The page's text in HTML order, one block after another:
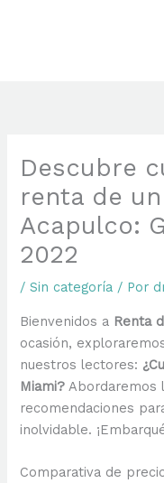
Descubre
renta de
Acapulco:
2022
/Sin categoría / Por
Bienvenidos a Renta
ocasión,
nuestros lectores:
Miami? Abordaremos
recomendaciones
inolvidable.
Comparativa de